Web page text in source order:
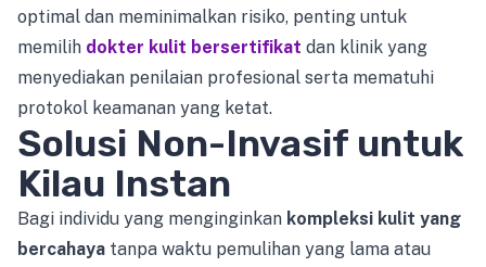
optimal dan meminimalkan risiko, penting untuk
memilih dokter kulit bersertifikat dan klinik yang
menyediakan penilaian profesional serta mematuhi
protokol keamanan yang ketat.
Solusi Non-Invasif untuk
Kilau Instan
Bagi individu yang menginginkan kompleksi kulit yang
bercahaya tanpa waktu pemulihan yang lama atau